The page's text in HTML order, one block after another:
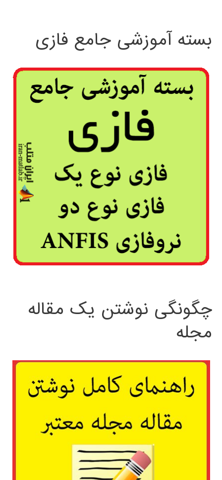
بسته آموزشی جامع فازی
چگونگی نوشتن یک مقاله
مجله